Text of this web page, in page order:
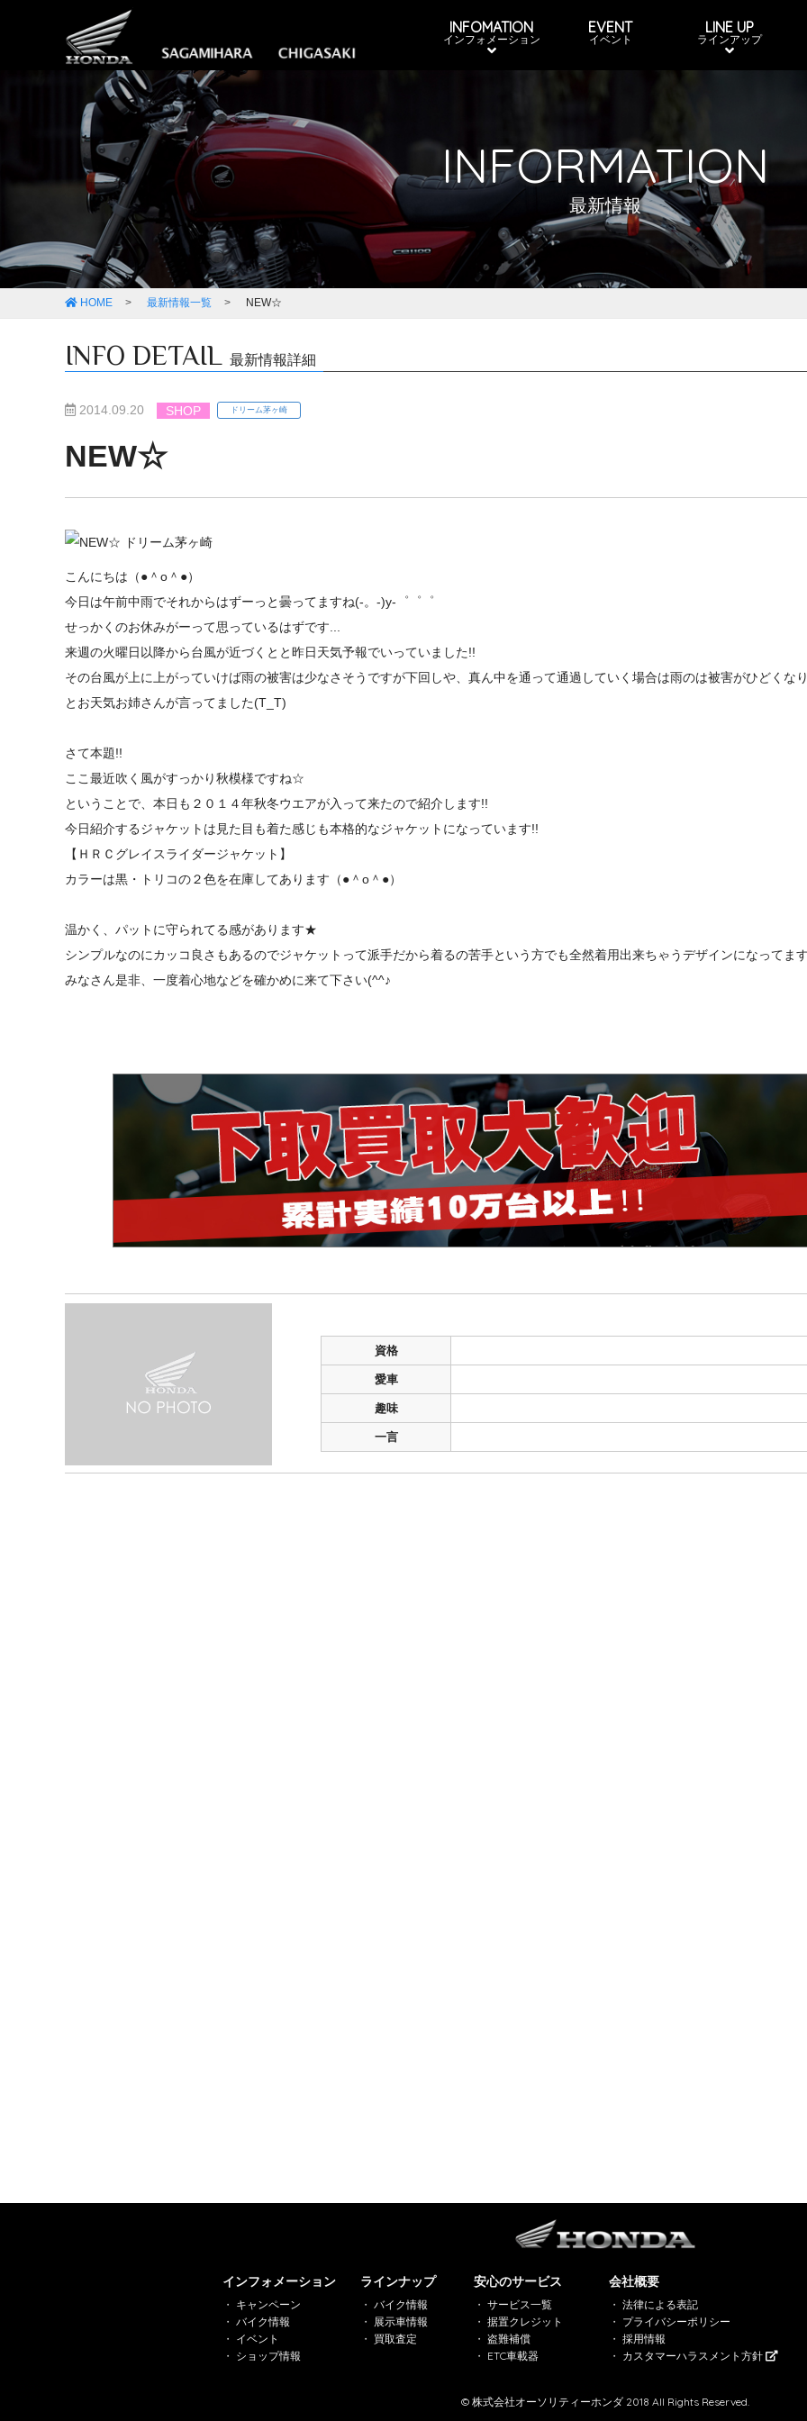
INFOMATION
インフォメーション
EVENT
イベント
LINE UP
ラインアップ
INFORMATION
最新情報
HOME 最新情報一覧 NEW☆
INFO DETAIL 最新情報詳細
2014.09.20 SHOP ドリーム茅ヶ崎
NEW☆
こんにちは（●＾o＾●）
今日は午前中雨でそれからはずーっと曇ってますね(-。-)y-゜゜゜
せっかくのお休みがーって思っているはずです...
来週の火曜日以降から台風が近づくとと昨日天気予報でいっていました!!
その台風が上に上がっていけば雨の被害は少なさそうですが下回しや、真ん中を通って通過していく場合は雨のは被害がひどくな
とお天気お姉さんが言ってました(T_T)
さて本題!!
ここ最近吹く風がすっかり秋模様ですね☆
ということで、本日も２０１４年秋冬ウエアが入って来たので紹介します!!
今日紹介するジャケットは見た目も着た感じも本格的なジャケットになっています!!
【ＨＲＣグレイスライダージャケット】
カラーは黒・トリコの２色を在庫してあります（●＾o＾●）
温かく、パットに守られてる感があります★
シンプルなのにカッコ良さもあるのでジャケットって派手だから着るの苦手という方でも全然着用出来ちゃうデザインになってま
みなさん是非、一度着心地などを確かめに来て下さい(^^♪
資格
愛車
趣味
一言
インフォメーション
キャンペーン
バイク情報
イベント
ショップ情報
ラインナップ
バイク情報
展示車情報
買取査定
安心のサービス
サービス一覧
据置クレジット
盗難補償
ETC車載器
会社概要
法律による表記
プライバシーポリシー
採用情報
カスタマーハラスメント方針
© 株式会社オーソリティーホンダ 2018 All Rights Reserved.